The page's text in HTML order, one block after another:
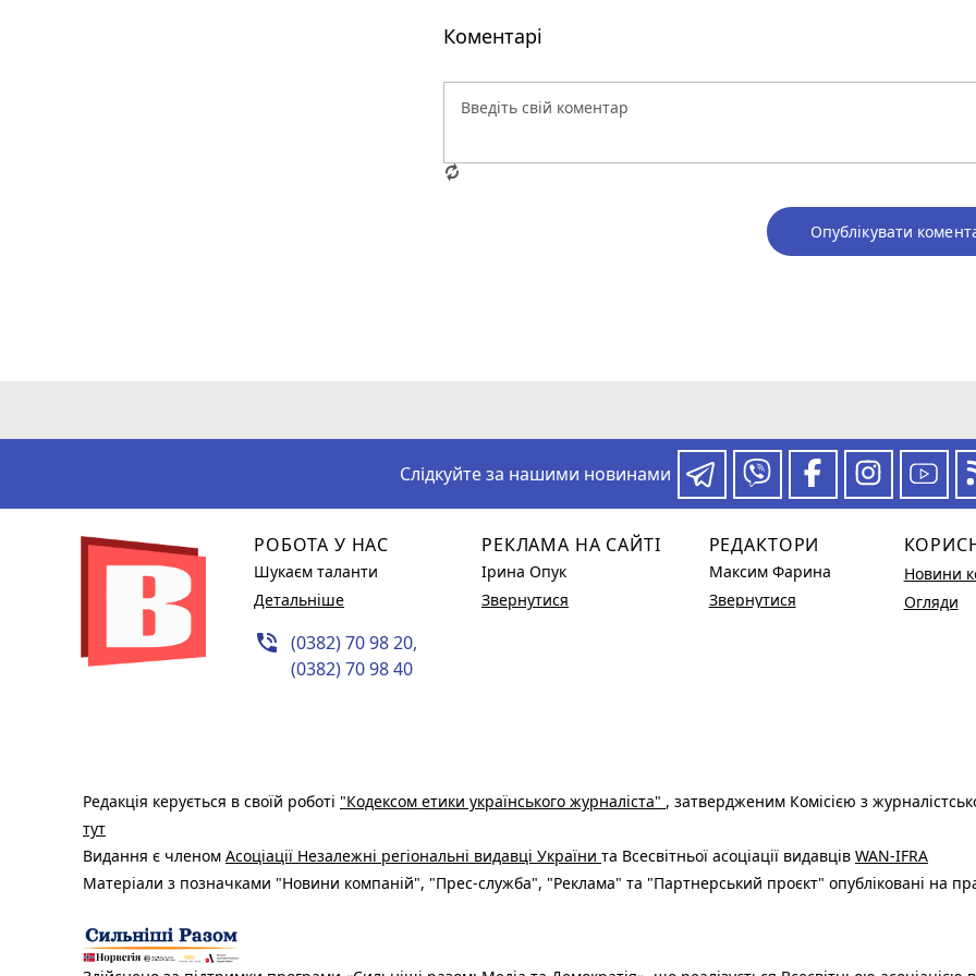
Коментарі
Опублікувати
Слідкуйте за нашими новинами
РОБОТА У НАС
Шукаєм таланти
Детальніше
phone_in_talk (0382) 70 98 20,
(0382) 70 98 40
РЕКЛАМА НА САЙТІ
Ірина Опук
Звернутися
РЕДАКТОРИ
Максим Фарина
Звернутися
Новини
Огляди
Редакція керується в своїй роботі "Кодексом етики українського журналіста" , затвердженим Комісією з
тут
Видання є членом Асоціації Незалежні регіональні видавці України та Всесвітньої асоціації видавців WAN-IFRA
Матеріали з позначками "Новини компаній", "Прес-служба", "Реклама" та "Партнерський проєкт" опубліковані на